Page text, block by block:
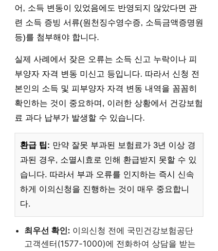
어, 소득 변동이 있었음에도 반영되지 않았다면 관
련 소득 증빙 서류(원천징수영수증, 소득금액증명원
등)를 첨부해야 합니다.
실제 사례에서 잦은 오류는 소득 신고 누락이나 피
부양자 자격 변동 미신고 등입니다. 따라서 신청 전
본인의 소득 및 피부양자 자격 변동 내역을 꼼꼼히
확인하는 것이 중요하며, 이러한 상황에서 건강보험
료 과다 납부가 발생할 수 있습니다.
환급 팁: 만약 잘못 부과된 보험료가 3년 이상 경
과된 경우, 소멸시효로 인해 환급받지 못할 수 있
습니다. 따라서 부과 오류를 인지하는 즉시 신속
하게 이의신청을 진행하는 것이 매우 중요합니
다.
최우선 확인: 이의신청 전에 국민건강보험공단
고객센터(1577-1000)에 전화하여 상담을 받는